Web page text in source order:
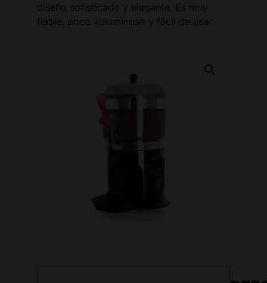
diseño sofisticado y elegante. Es muy
fiable, poco voluminoso y fácil de usar.